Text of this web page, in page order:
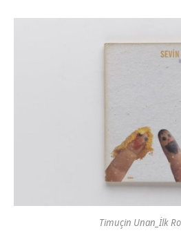
Timuçin Unan_İlk